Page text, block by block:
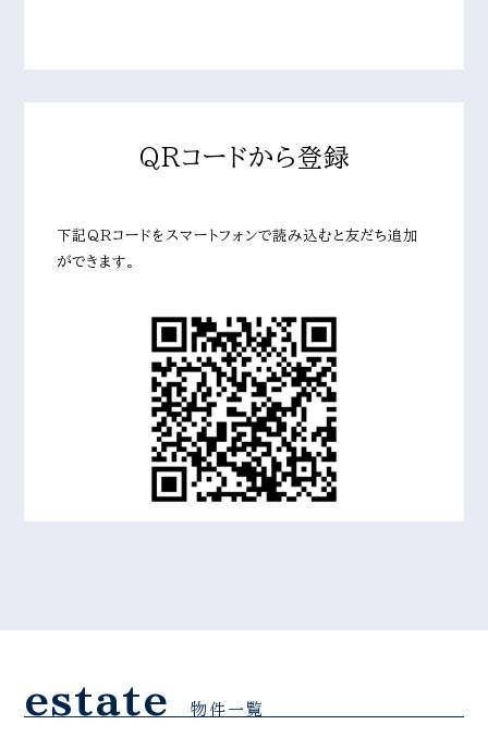
QRコードから登録
下記QRコードをスマートフォンで読み込むと友だち追加
ができます。
estate 物件一覧